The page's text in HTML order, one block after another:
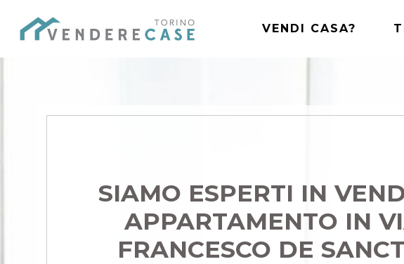
VENDI CASA?
SIAMO ESPERTI IN
APPARTAMENTO IN
FRANCESCO DE